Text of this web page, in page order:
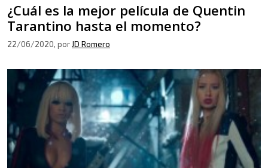
¿Cuál es la mejor película de Quentin
Tarantino hasta el momento?
22/06/2020, por JD Romero